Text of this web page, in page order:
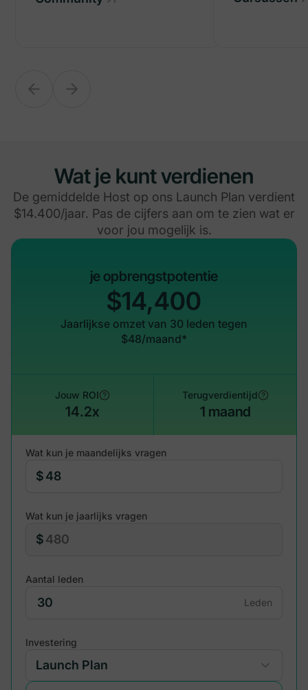
Wat je kunt verdienen
De gemiddelde Host op ons Launch Plan verdient
$14.400/jaar. Pas de cijfers aan om te zien wat er
voor jou mogelijk is.
je opbrengstpotentie
$14,400
Jaarlijkse omzet van 30 leden tegen
$48/maand*
Jouw ROI
14.2x
Terugverdientijd
1 maand
Wat kun je maandelijks vragen
$
Wat kun je jaarlijks vragen
$
Aantal leden
Leden
Investering